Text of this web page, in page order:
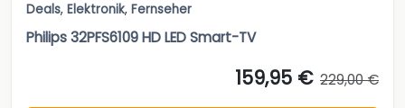
Deals, Elektronik, Fernseher
Philips 32PFS6109 HD LED Smart-TV
159,95 € 229,00 €